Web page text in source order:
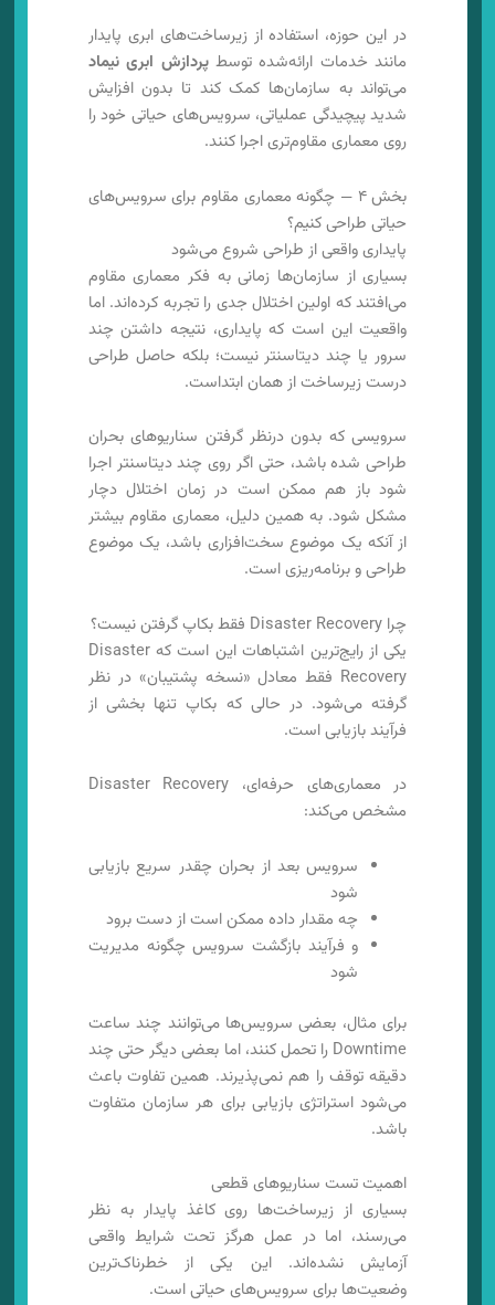
در این حوزه، استفاده از زیرساخت‌های ابری پایدار
مانند خدمات ارائه‌شده توسطپردازش ابری نیماد
می‌تواند به سازمان‌ها کمک کند تا بدون افزایش
شدید پیچیدگی عملیاتی، سرویس‌های حیاتی خود را
روی معماری مقاوم‌تری اجرا کنند.
بخش ۴ — چگونه معماری مقاوم برای سرویس‌های
حیاتی طراحی کنیم؟
پایداری واقعی از طراحی شروع می‌شود
بسیاری از سازمان‌ها زمانی به فکر معماری مقاوم
می‌افتند که اولین اختلال جدی را تجربه کرده‌اند. اما
واقعیت این است که پایداری، نتیجه داشتن چند
سرور یا چند دیتاسنتر نیست؛ بلکه حاصل طراحی
درست زیرساخت از همان ابتداست.
سرویسی که بدون درنظر گرفتن سناریوهای بحران
طراحی شده باشد، حتی اگر روی چند دیتاسنتر اجرا
شود باز هم ممکن است در زمان اختلال دچار
مشکل شود. به همین دلیل، معماری مقاوم بیشتر
از آنکه یک موضوع سخت‌افزاری باشد، یک موضوع
طراحی و برنامه‌ریزی است.
چرا Disaster Recovery فقط بکاپ گرفتن نیست؟
یکی از رایج‌ترین اشتباهات این است که Disaster
Recovery فقط معادل «نسخه پشتیبان» در نظر
گرفته می‌شود. در حالی که بکاپ تنها بخشی از
فرآیند بازیابی است.
در معماری‌های حرفه‌ای، Disaster Recovery
مشخص می‌کند:
سرویس بعد از بحران چقدر سریع بازیابی
شود
چه مقدار داده ممکن است از دست برود
و فرآیند بازگشت سرویس چگونه مدیریت
شود
برای مثال، بعضی سرویس‌ها می‌توانند چند ساعت
Downtime را تحمل کنند، اما بعضی دیگر حتی چند
دقیقه توقف را هم نمی‌پذیرند. همین تفاوت باعث
می‌شود استراتژی بازیابی برای هر سازمان متفاوت
باشد.
اهمیت تست سناریوهای قطعی
بسیاری از زیرساخت‌ها روی کاغذ پایدار به نظر
می‌رسند، اما در عمل هرگز تحت شرایط واقعی
آزمایش نشده‌اند. این یکی از خطرناک‌ترین
وضعیت‌ها برای سرویس‌های حیاتی است.